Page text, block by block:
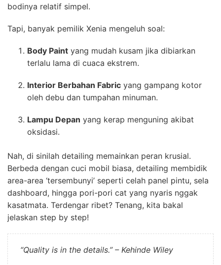
bodinya relatif simpel.
Tapi, banyak pemilik Xenia mengeluh soal:
Body Paint yang mudah kusam jika dibiarkan
terlalu lama di cuaca ekstrem.
Interior Berbahan Fabric yang gampang kotor
oleh debu dan tumpahan minuman.
Lampu Depan yang kerap menguning akibat
oksidasi.
Nah, di sinilah detailing memainkan peran krusial.
Berbeda dengan cuci mobil biasa, detailing membidik
area-area ‘tersembunyi’ seperti celah panel pintu, sela
dashboard, hingga pori-pori cat yang nyaris nggak
kasatmata. Terdengar ribet? Tenang, kita bakal
jelaskan step by step!
“Quality is in the details.” – Kehinde Wiley